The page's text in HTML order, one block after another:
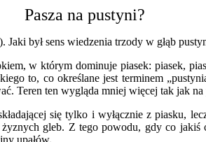
Pasza na pustyni?
był sens wiedzenia trzody w głąb
w którym dominuje piasek: piasek,
to, co określane jest terminem
Teren ten wygląda mniej więcej tak jak
się tylko i wyłącznie z piasku,
gleb. Z tego powodu, gdy co jakiś